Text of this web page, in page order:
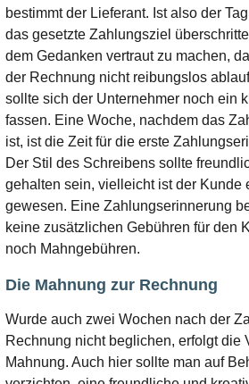
bestimmt der Lieferant. Ist also der
das gesetzte Zahlungsziel
dem Gedanken vertraut zu machen,
der Rechnung nicht reibungslos
sollte sich der Unternehmer noch ein
fassen. Eine Woche, nachdem das
ist, ist die Zeit für die erste
Der Stil des Schreibens sollte
gehalten sein, vielleicht ist der Kunde
gewesen. Eine Zahlungserinnerung
keine zusätzlichen Gebühren für den
noch Mahngebühren.
Die Mahnung zur Rechnung
Wurde auch zwei Wochen nach der
Rechnung nicht beglichen, erfolgt die
Mahnung. Auch hier sollte man auf